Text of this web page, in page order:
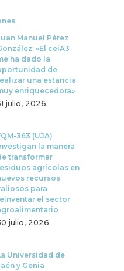
Manuel Pérez
«El ceiA3
ha dado la
de
una estancia
enriquecedora»
julio, 2026
363 (UJA)
la manera
transformar
agrícolas en
recursos
para
el sector
julio, 2026
Universidad de
y Genia